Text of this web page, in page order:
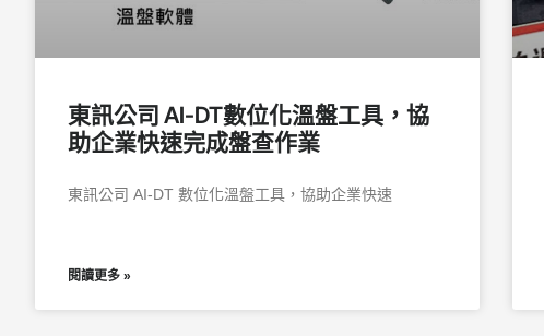
東訊公司 AI-DT數位化溫盤工具，協
助企業快速完成盤查作業
東訊公司 AI-DT 數位化溫盤工具，協助企業快速
閱讀更多 »